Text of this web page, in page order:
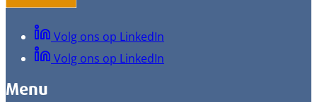
Volg ons op LinkedIn
Volg ons op LinkedIn
Menu